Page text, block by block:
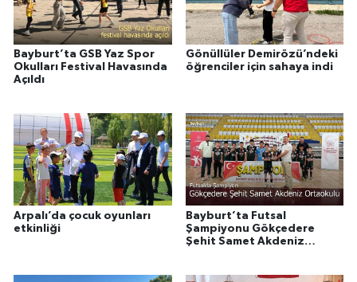
Bayburt’ta GSB Yaz Spor
Okulları Festival Havasında
Açıldı
Gönüllüler Demirözü’ndeki
öğrenciler için sahaya indi
Arpalı’da çocuk oyunları
etkinliği
Bayburt’ta Futsal
Şampiyonu Gökçedere
Şehit Samet Akdeniz